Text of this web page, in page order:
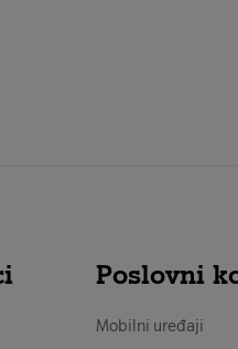
Poslovni
Mobilni uređaji